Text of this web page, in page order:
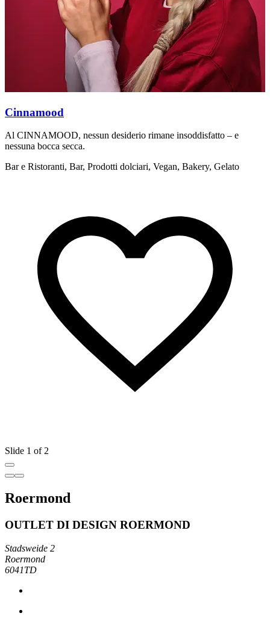
Cinnamood
Al CINNAMOOD, nessun desiderio rimane insoddisfatto – e
nessuna bocca secca.
Bar e Ristoranti, Bar, Prodotti dolciari, Vegan, Bakery, Gelato
Slide 1 of 2
Roermond
OUTLET DI DESIGN ROERMOND
Stadsweide 2
Roermond
6041TD